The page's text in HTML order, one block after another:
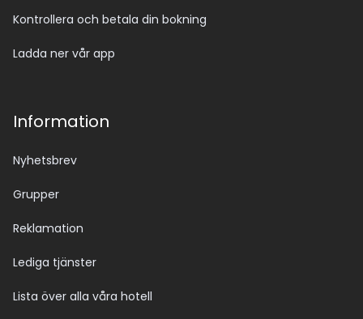
Kontrollera och betala din bokning
Ladda ner vår app
Information
Nyhetsbrev
Grupper
Reklamation
Lediga tjänster
Lista över alla våra hotell